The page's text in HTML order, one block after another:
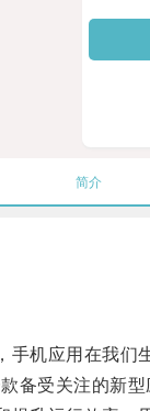
简介
机应用在我们生
受关注的新型